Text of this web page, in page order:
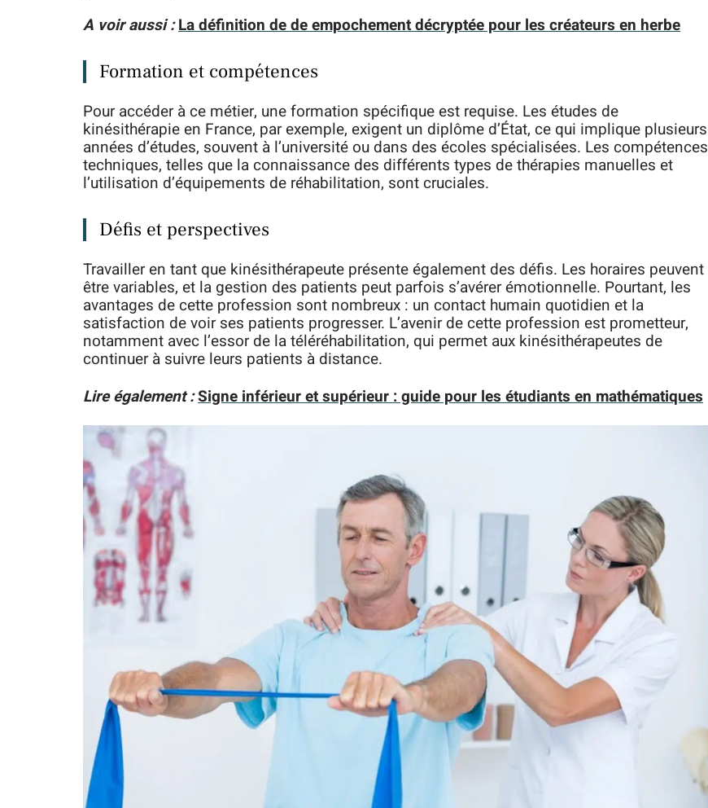
A voir aussi :La définition de de empochement décryptée pour les créateurs en herbe
Formation et compétences
Pour accéder à ce métier, une formation spécifique est requise. Les études de
kinésithérapie en France, par exemple, exigent un diplôme d’État, ce qui implique plusieurs
années d’études, souvent à l’université ou dans des écoles spécialisées. Les compétences
techniques, telles que la connaissance des différents types de thérapies manuelles et
l’utilisation d’équipements de réhabilitation, sont cruciales.
Défis et perspectives
Travailler en tant que kinésithérapeute présente également des défis. Les horaires peuvent
être variables, et la gestion des patients peut parfois s’avérer émotionnelle. Pourtant, les
avantages de cette profession sont nombreux : un contact humain quotidien et la
satisfaction de voir ses patients progresser. L’avenir de cette profession est prometteur,
notamment avec l’essor de la téléréhabilitation, qui permet aux kinésithérapeutes de
continuer à suivre leurs patients à distance.
Lire également :Signe inférieur et supérieur : guide pour les étudiants en mathématiques